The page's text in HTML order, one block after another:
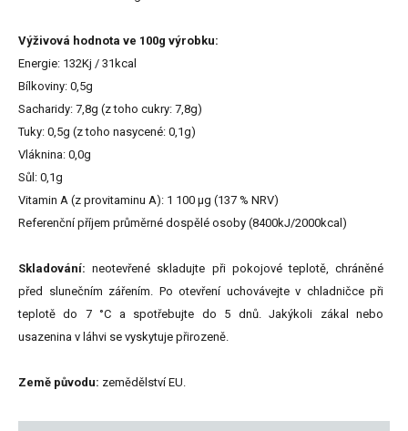
Výživová hodnota ve 100g výrobku:
Energie: 132Kj / 31kcal
Bílkoviny: 0,5g
Sacharidy: 7,8g (z toho cukry: 7,8g)
Tuky: 0,5g (z toho nasycené: 0,1g)
Vláknina: 0,0g
Sůl: 0,1g
Vitamin A (z provitaminu A): 1 100 µg (137 % NRV)
Referenční příjem průměrné dospělé osoby (8400kJ/2000kcal)
Skladování: neotevřené skladujte při pokojové teplotě, chráněné
před slunečním zářením. Po otevření uchovávejte v chladničce při
teplotě do 7 °C a spotřebujte do 5 dnů. Jakýkoli zákal nebo
usazenina v láhvi se vyskytuje přirozeně.
Země původu: zemědělství EU.